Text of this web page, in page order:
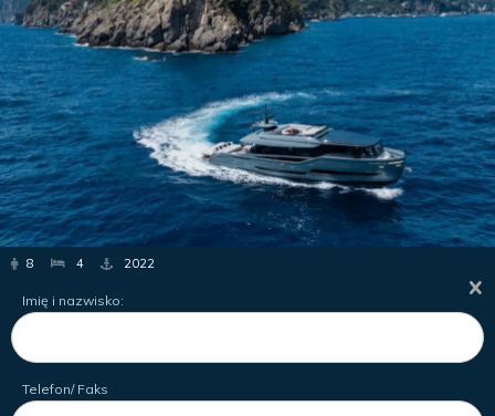
8 4 2022
Imię i nazwisko:
Telefon/ Faks